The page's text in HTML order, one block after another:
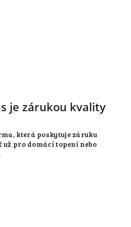
je zárukou kvality
která poskytuje záruku
pro domácí topení nebo